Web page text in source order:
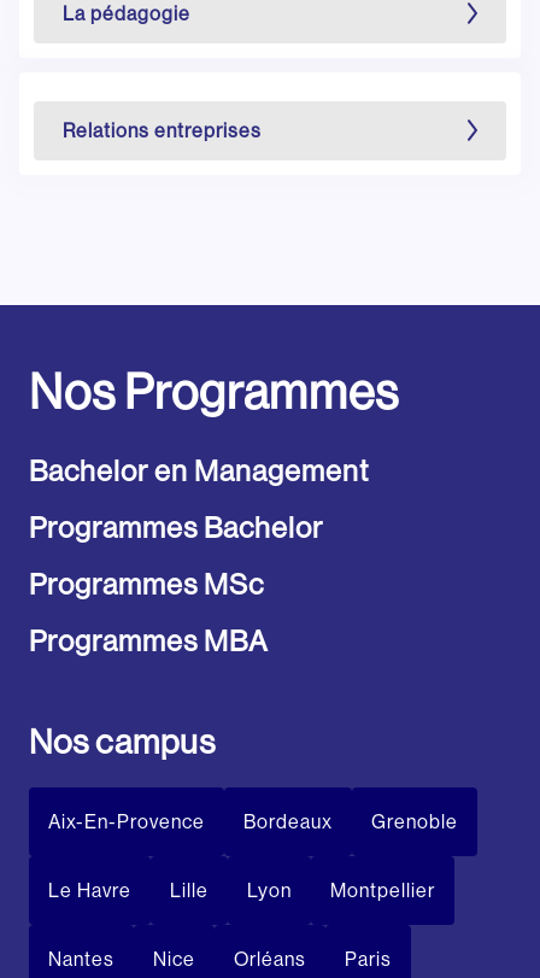
La pédagogie
Relations entreprises
Nos Programmes
Bachelor en Management
Programmes Bachelor
Programmes MSc
Programmes MBA
Nos campus
Aix-En-Provence Bordeaux Grenoble
Le Havre Lille Lyon Montpellier
Nantes Nice Orléans Paris